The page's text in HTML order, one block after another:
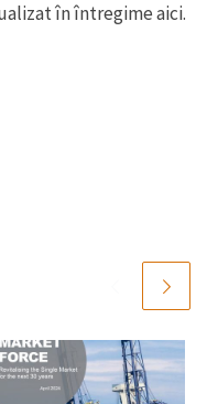
în întregime aici.